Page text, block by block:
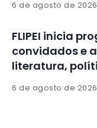
6 de agosto de 2026
FLIPEI inicia
convidados e
literatura,
6 de agosto de 2026